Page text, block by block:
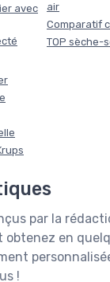
avec
air
Comparatif
TOP sèche-
par la
en
!